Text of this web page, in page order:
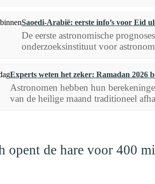
Saoedi-Arabië: eerste info’s voor Eid
De eerste astronomische
onderzoeksinstituut voor
Experts weten het zeker: Ramadan 2026
Astronomen hebben hun
van de heilige maand traditioneel
opent de hare voor 400